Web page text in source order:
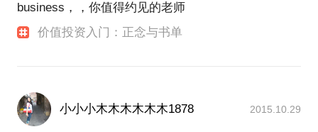
business，，你值得约见的老师
价值投资入门：正念与书单
小小小木木木木木木1878 2015.10.29